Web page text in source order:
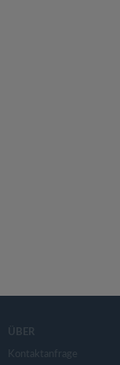
ÜBER
Kontaktanfrage